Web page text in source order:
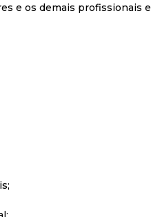
e os demais profissionais